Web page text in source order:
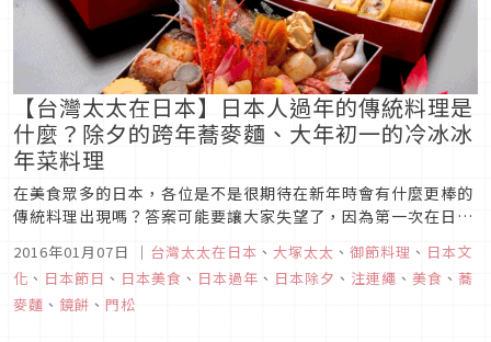
【台灣太太在日本】日本人過年的傳統料理是
什麼？除夕的跨年蕎麥麵、大年初一的冷冰冰
年菜料理
在美食眾多的日本，各位是不是很期待在新年時會有什麼更棒的
傳統料理出現嗎？答案可能要讓大家失望了，因為第一次在日本
過年的大塚太太，跟著夫家一起度過後，只有一個感想～什麼？
過年的傳統年菜（おせち料理）怎麼是冷冰冰的？
2016年01月07日 ｜ 台灣太太在日本 、 大塚太太 、 御節料理 、 日本文
化 、 日本節日 、 日本美食 、 日本過年 、 日本除夕 、 注連繩 、 美食 、 蕎
麥麵 、 鏡餅 、 門松